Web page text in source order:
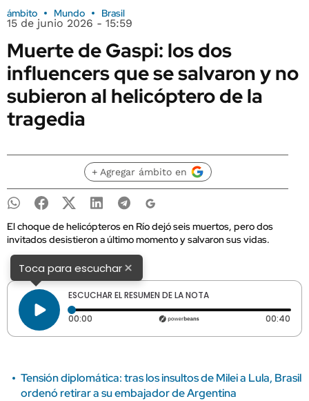
ámbito Mundo Brasil
15 de junio 2026 - 15:59
Muerte de Gaspi: los dos
influencers que se salvaron y no
subieron al helicóptero de la
tragedia
+ Agregar ámbito en
El choque de helicópteros en Río dejó seis muertos, pero dos
invitados desistieron a último momento y salvaron sus vidas.
Toca para escuchar×
ESCUCHAR EL RESUMEN DE LA NOTA
00:00 Tiempo transcurrido: 0 segundos 00:40
Tensión diplomática: tras los insultos de Milei a Lula, Brasil
ordenó retirar a su embajador de Argentina